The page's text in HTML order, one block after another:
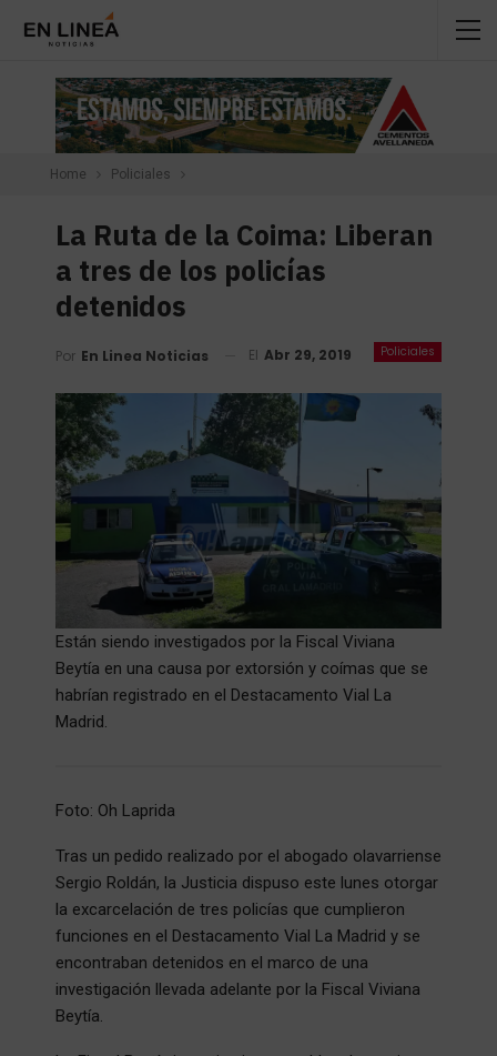
Home Policiales
La Ruta de la Coima: Liberan
a tres de los policías
detenidos
Policiales
Por En Linea Noticias El Abr 29, 2019
Están siendo investigados por la Fiscal Viviana
Beytía en una causa por extorsión y coímas que se
habrían registrado en el Destacamento Vial La
Madrid.
Foto: Oh Laprida
Tras un pedido realizado por el abogado olavarriense
Sergio Roldán, la Justicia dispuso este lunes otorgar
la excarcelación de tres policías que cumplieron
funciones en el Destacamento Vial La Madrid y se
encontraban detenidos en el marco de una
investigación llevada adelante por la Fiscal Viviana
Beytía.